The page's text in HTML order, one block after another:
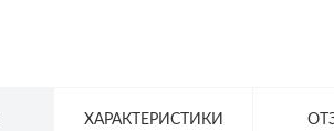
ХАРАКТЕРИСТИКИ